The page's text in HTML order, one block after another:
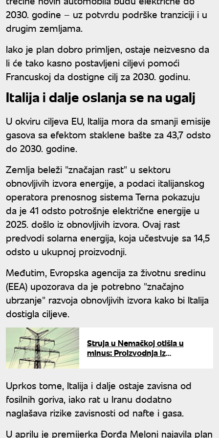
2030. godine – uz potvrdu podrške tranziciji i u
drugim zemljama.
Iako je plan dobro primljen, ostaje neizvesno da
li će tako kasno postavljeni ciljevi pomoći
Francuskoj da dostigne cilj za 2030. godinu.
Italija i dalje oslanja se na ugalj
U okviru ciljeva EU, Italija mora da smanji emisije
gasova sa efektom staklene bašte za 43,7 odsto
do 2030. godine.
Zemlja beleži "značajan rast" u sektoru
obnovljivih izvora energije, a podaci italijanskog
operatora prenosnog sistema Terna pokazuju
da je 41 odsto potrošnje električne energije u
2025. došlo iz obnovljivih izvora. Ovaj rast
predvodi solarna energija, koja učestvuje sa 14,5
odsto u ukupnoj proizvodnji.
Međutim, Evropska agencija za životnu sredinu
(EEA) upozorava da je potrebno "značajno
ubrzanje" razvoja obnovljivih izvora kako bi Italija
dostigla ciljeve.
Struja u Nemačkoj otišla u
minus: Proizvodnja iz
Uprkos tome, Italija i dalje ostaje zavisna od
fosilnih goriva, iako rat u Iranu dodatno
naglašava rizike zavisnosti od nafte i gasa.
U aprilu je premijerka Đorđa Meloni najavila plan